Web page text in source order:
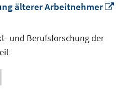
älterer Arbeitnehmer
und Berufsforschung der